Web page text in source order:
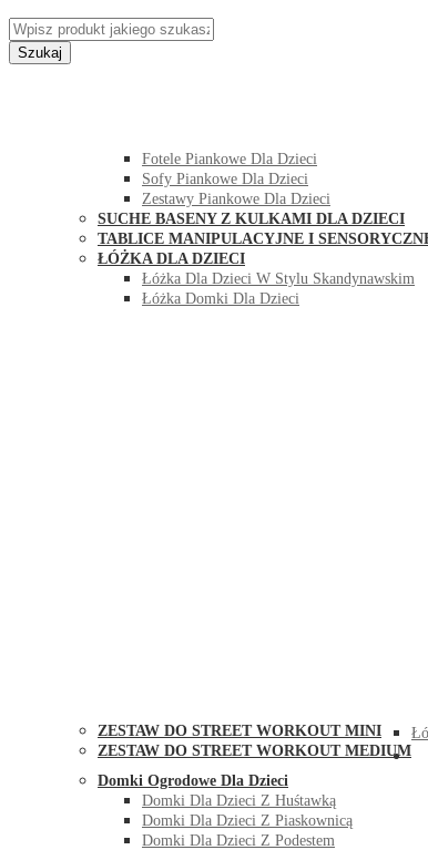
Szukaj
Fotele Piankowe Dla Dzieci
Sofy Piankowe Dla Dzieci
Zestawy Piankowe Dla Dzieci
SUCHE BASENY Z KULKAMI DLA DZIECI
TABLICE MANIPULACYJNE I
ŁÓŻKA DLA DZIECI
Łóżka Dla Dzieci W Stylu Skandynawskim
Łóżka Domki Dla Dzieci
ZESTAW DO STREET WORKOUT MINI
ZESTAW DO STREET WORKOUT MEDIUM
Domki Ogrodowe Dla Dzieci
Domki Dla Dzieci Z Huśtawką
Domki Dla Dzieci Z Piaskownicą
Domki Dla Dzieci Z Podestem